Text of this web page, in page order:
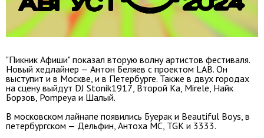
"Пикник Афиши" показал вторую волну артистов фестиваля.
Новый хедлайнер — Антон Беляев с проектом LAB. Он
выступит и в Москве, и в Петербурге. Также в двух городах
на сцену выйдут DJ Stonik1917, Второй Ка, Mirele, Найк
Борзов, Pompeya и Шалый.
В московском лайнапе появились Буерак и Beautiful Boys, в
петербургском — Дельфин, Антоха MC, TGK и 3333.